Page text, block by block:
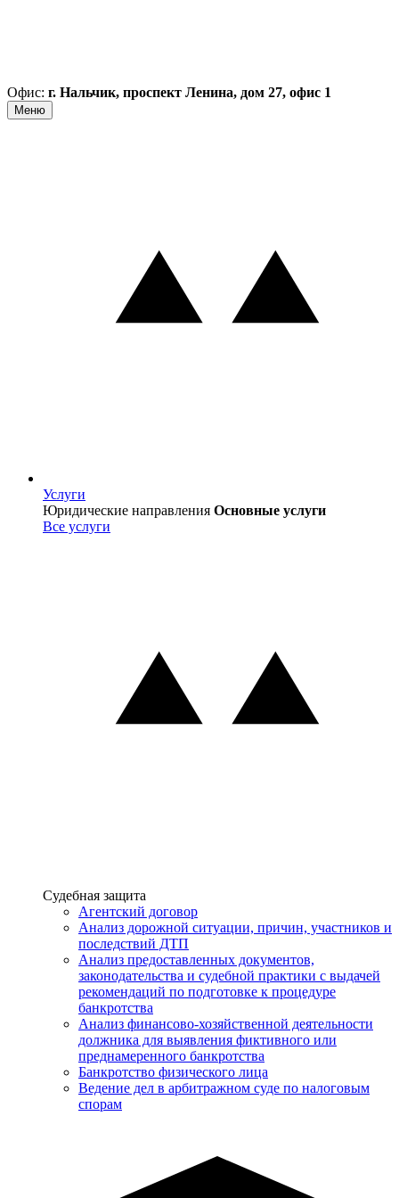
Офис: г. Нальчик, проспект Ленина, дом 27, офис 1
Меню
Услуги
Услуги
Юридические направления Основные услуги
Все услуги
Услуги
Судебная защита
Агентский договор
Анализ дорожной ситуации, причин, участников и
последствий ДТП
Анализ предоставленных документов,
законодательства и судебной практики с выдачей
рекомендаций по подготовке к процедуре
банкротства
Анализ финансово-хозяйственной деятельности
должника для выявления фиктивного или
преднамеренного банкротства
Банкротство физического лица
Ведение дел в арбитражном суде по налоговым
спорам